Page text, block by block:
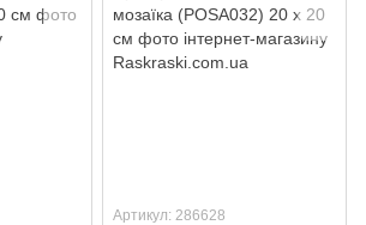
Артикул: 286628